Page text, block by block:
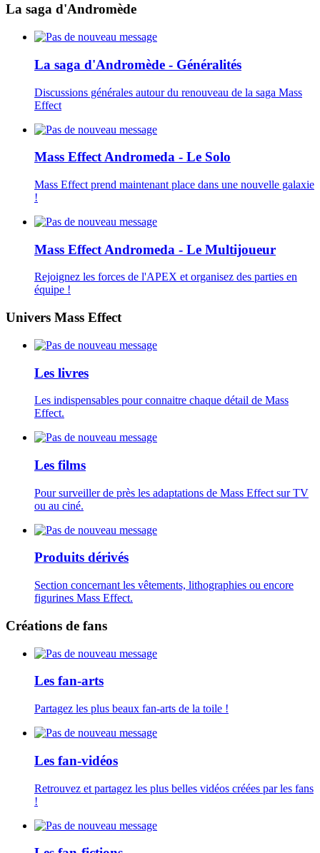
La saga d'Andromède
La saga d'Andromède - Généralités
Discussions générales autour du renouveau de la saga Mass
Effect
Mass Effect Andromeda - Le Solo
Mass Effect prend maintenant place dans une nouvelle galaxie
!
Mass Effect Andromeda - Le Multijoueur
Rejoignez les forces de l'APEX et organisez des parties en
équipe !
Univers Mass Effect
Les livres
Les indispensables pour connaitre chaque détail de Mass
Effect.
Les films
Pour surveiller de près les adaptations de Mass Effect sur TV
ou au ciné.
Produits dérivés
Section concernant les vêtements, lithographies ou encore
figurines Mass Effect.
Créations de fans
Les fan-arts
Partagez les plus beaux fan-arts de la toile !
Les fan-vidéos
Retrouvez et partagez les plus belles vidéos créées par les fans
!